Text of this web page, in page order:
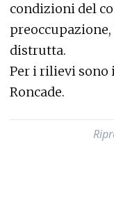
condizioni del
distrutta.
Per i rilievi
Roncade.